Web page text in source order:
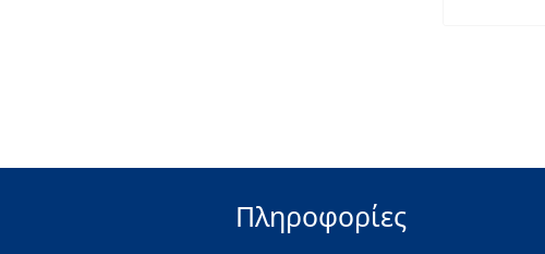
Πληροφορίες